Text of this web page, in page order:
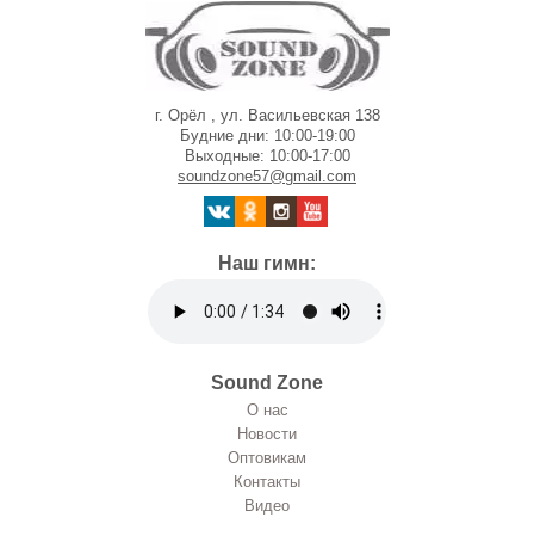
г. Орёл , ул. Васильевская 138
Будние дни: 10:00-19:00
Выходные: 10:00-17:00
soundzone57@gmail.com
Наш гимн:
Sound Zone
О нас
Новости
Оптовикам
Контакты
Видео